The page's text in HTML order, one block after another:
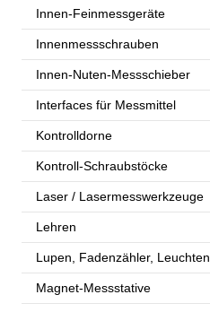
Innen-Feinmessgeräte
Innenmessschrauben
Innen-Nuten-Messschieber
Interfaces für Messmittel
Kontrolldorne
Kontroll-Schraubstöcke
Laser / Lasermesswerkzeuge
Lehren
Lupen, Fadenzähler, Leuchten
Magnet-Messstative